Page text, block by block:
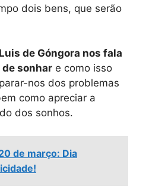
dois bens, que serão
de Góngora nos fala
sonhar e como isso
nos dos problemas
como apreciar a
dos sonhos.
de março: Dia